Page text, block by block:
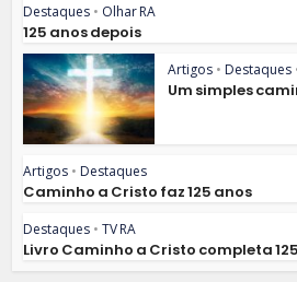
Destaques • Olhar RA
125 anos depois
Artigos • Destaques
Um simples
Artigos • Destaques
Caminho a Cristo faz 125 anos
Destaques • TV RA
Livro Caminho a Cristo completa